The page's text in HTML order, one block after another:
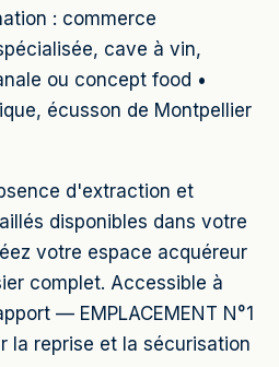
: commerce
cave à vin,
ou concept food •
écusson de Montpellier
d'extraction et
disponibles dans votre
votre espace acquéreur
complet. Accessible à
— EMPLACEMENT N°1
la reprise et la sécurisation